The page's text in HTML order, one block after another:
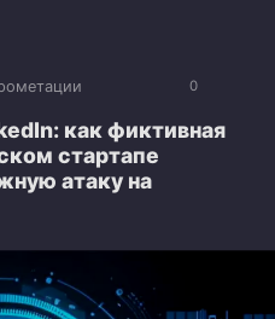
0
как фиктивная
стартапе
атаку на